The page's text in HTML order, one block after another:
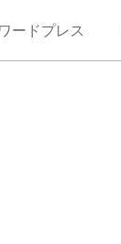
ワードプレス